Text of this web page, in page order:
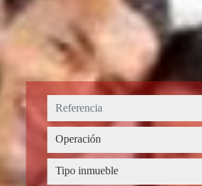
Operación
Operación
Tipo inmueble
Tipo inmueble